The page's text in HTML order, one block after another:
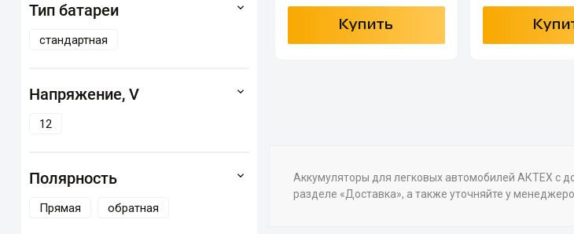
Тип батареи
стандартная
Напряжение, V
12
Полярность
Прямая обратная
Купить
Аккумуляторы для легковых автомобилей АКТЕХ с
разделе «Доставка», а также уточняйте у